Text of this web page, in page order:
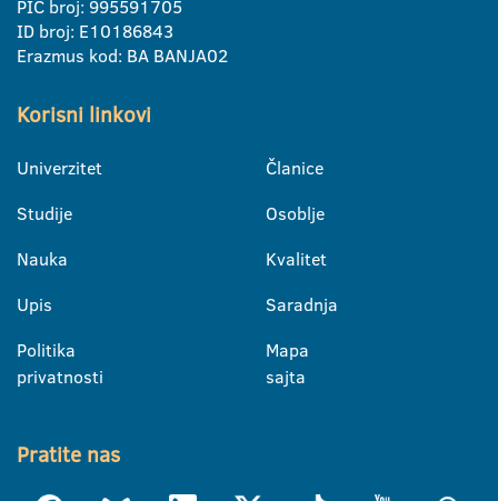
PIC broj: 995591705
ID broj: E10186843
Erazmus kod: BA BANJA02
Korisni linkovi
Univerzitet
Studije
Nauka
Upis
Politika
privatnosti
Članice
Osoblje
Kvalitet
Saradnja
Mapa
sajta
Pratite nas